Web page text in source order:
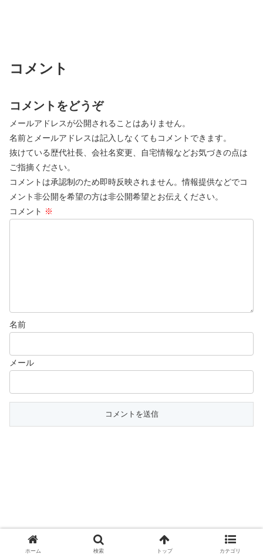
コメント
コメントをどうぞ
メールアドレスが公開されることはありません。
名前とメールアドレスは記入しなくてもコメントできます。
抜けている歴代社長、会社名変更、自宅情報などお気づきの点は
ご指摘ください。
コメントは承認制のため即時反映されません。情報提供などでコ
メント非公開を希望の方は非公開希望とお伝えください。
コメント ※
名前
メール
ホーム 検索 トップ カテゴリ